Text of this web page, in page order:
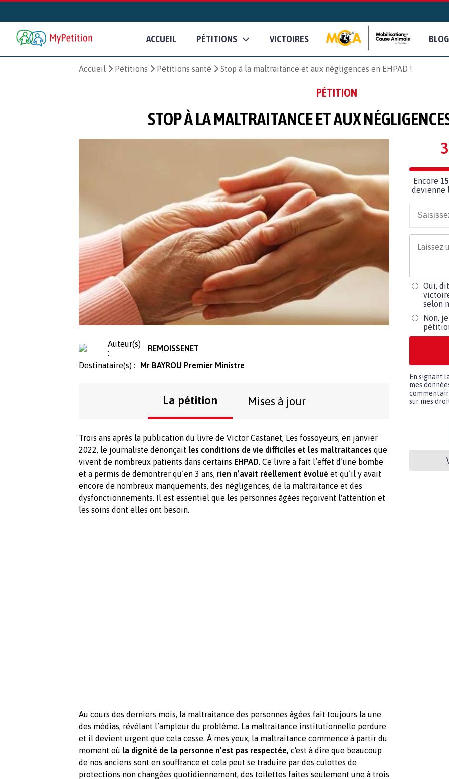
ACCUEIL PÉTITIONS VICTOIRES BLOG
Accueil Pétitions Pétitions santé Stop à la maltraitance et aux négligences en EHPAD !
PÉTITION
STOP À LA MALTRAITANCE ET AUX
Auteur(s)
:
REMOISSENET
Destinataire(s) :
Mr BAYROU Premier Ministre
La pétition Mises à jour
Trois ans après la publication du livre de Victor Castanet, Les fossoyeurs, en janvier
2022, le journaliste dénonçait les conditions de vie difficiles et les maltraitances que
vivent de nombreux patients dans certains EHPAD. Ce livre a fait l’effet d’une bombe
et a permis de démontrer qu’en 3 ans, rien n’avait réellement évolué et qu’il y avait
encore de nombreux manquements, des négligences, de la maltraitance et des
dysfonctionnements. Il est essentiel que les personnes âgées reçoivent l'attention et
les soins dont elles ont besoin.
Au cours des derniers mois, la maltraitance des personnes âgées fait toujours la une
des médias, révélant l’ampleur du problème. La maltraitance institutionnelle perdure
et il devient urgent que cela cesse. À mes yeux, la maltraitance commence à partir du
moment où la dignité de la personne n’est pas respectée, c'est à dire que beaucoup
de nos anciens sont en souffrance et cela peut se traduire par des culottes de
protections non changées quotidiennement, des toilettes faites seulement une à trois
Encore
devienne
Oui,
selon
Non,
En signant
mes
sur mes